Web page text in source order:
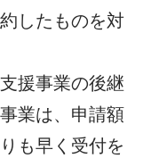
したものを対
援事業の後継
業は、申請額
も早く受付を